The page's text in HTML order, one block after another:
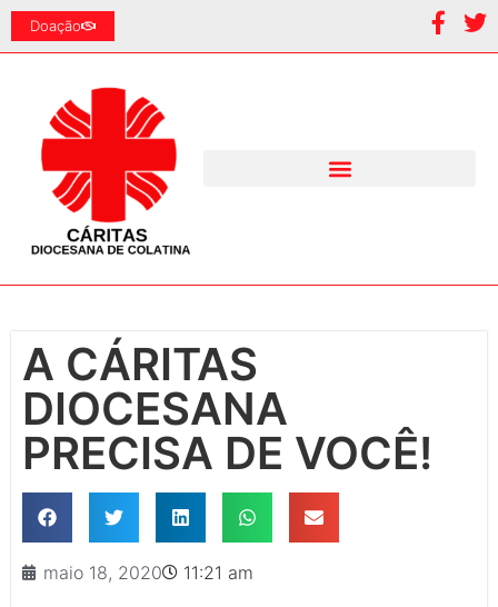
Doação
A CÁRITAS
DIOCESANA
PRECISA DE VOCÊ!
maio 18, 2020 11:21 am